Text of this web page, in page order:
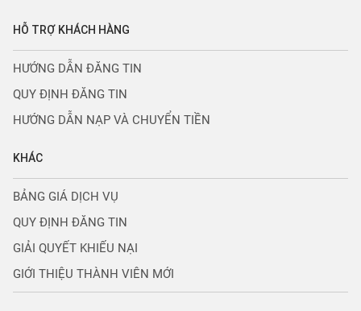
HỖ TRỢ KHÁCH HÀNG
HƯỚNG DẪN ĐĂNG TIN
QUY ĐỊNH ĐĂNG TIN
HƯỚNG DẪN NẠP VÀ CHUYỂN TIỀN
KHÁC
BẢNG GIÁ DỊCH VỤ
QUY ĐỊNH ĐĂNG TIN
GIẢI QUYẾT KHIẾU NẠI
GIỚI THIỆU THÀNH VIÊN MỚI